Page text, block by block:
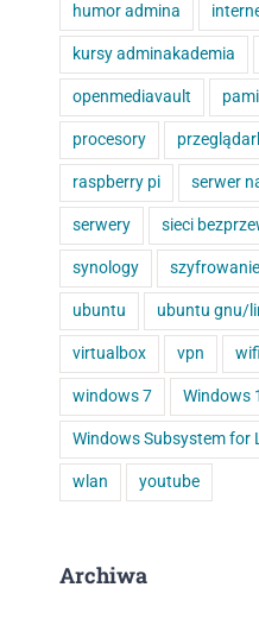
humor admina
kursy adminakademia
openmediavault
procesory
raspberry pi serwer
serwery sieci
synology szyfrowanie
ubuntu ubuntu gnu/
virtualbox vpn wifi
windows 7 Windows
Windows Subsystem for
wlan youtube
Archiwa